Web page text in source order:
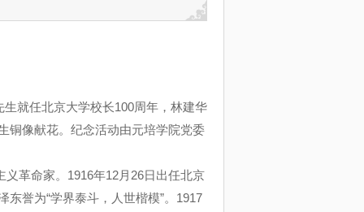
就任北京大学校长100周年，林建华
铜像献花。纪念活动由元培学院党委
革命家。 1916年12月 26日出任北京
誉为“学界泰斗，人世楷模”。 1917